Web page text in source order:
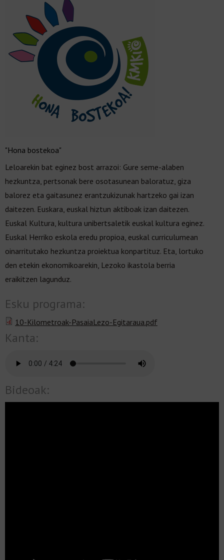
"Hona bostekoa"
Leloarekin bat eginez bost arrazoi: Gure seme-alaben
hezkuntza, pertsonak bere osotasunean baloratuz, giza
balorez eta gaitasunez erantzukizunak hartzeko gai izan
daitezen. Euskara, euskal hiztun aktiboak izan daitezen.
Euskal Kultura, kultura unibertsaletik euskal kultura eginez.
Euskal Herriko eskola eredu propioa, euskal curriculumean
oinarritutako hezkuntza proiektua konpartituz. Eta, lortuko
den etekin ekonomikoarekin, Lezoko ikastola berria
eraikitzen lagunduz.
Esku programa:
10-Kilometroak-PasaiaLezo-Egitaraua.pdf
Kanta:
Bideoak: